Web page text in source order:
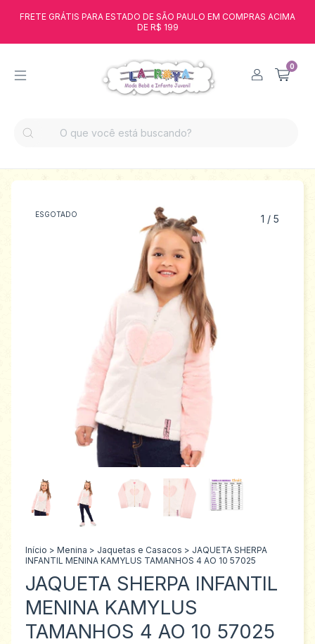
FRETE GRÁTIS PARA ESTADO DE SÃO PAULO EM COMPRAS ACIMA
DE R$ 199
0
ESGOTADO 1 / 5
Início > Menina > Jaquetas e Casacos > JAQUETA SHERPA
INFANTIL MENINA KAMYLUS TAMANHOS 4 AO 10 57025
JAQUETA SHERPA INFANTIL
MENINA KAMYLUS
TAMANHOS 4 AO 10 57025